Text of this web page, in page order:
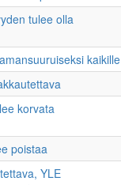
tulee olla
kaikille
korvata
poistaa
YLE